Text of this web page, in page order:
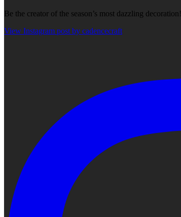
Be the creator of the season’s most dazzling decoration!
View Instagram post by cadencecraft